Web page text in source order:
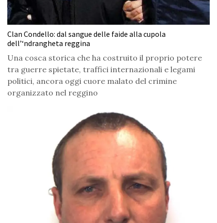
Clan Condello: dal sangue delle faide alla cupola
dell’‘ndrangheta reggina
Una cosca storica che ha costruito il proprio potere
tra guerre spietate, traffici internazionali e legami
politici, ancora oggi cuore malato del crimine
organizzato nel reggino